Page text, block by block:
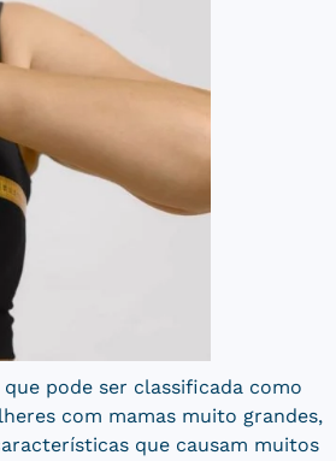
pode ser classificada como
com mamas muito grandes,
que causam muitos